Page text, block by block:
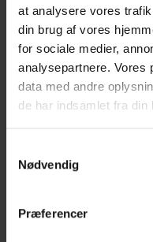
at analysere vores
din brug af vores
for sociale medier,
analysepartnere. Vores
data med andre
de har indsamlet fra din
Nødvendig
Præferencer
Som altid står vi
skranken og i
det til den bedst
Har du spørgsmål,
eller ønsker du at
du altid velkommen
hvalp!